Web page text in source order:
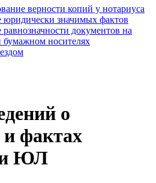
верности копий у нотариуса
юридически значимых фактов
равнозначности документов на
бумажном носителях
о
и фактах
ЮЛ